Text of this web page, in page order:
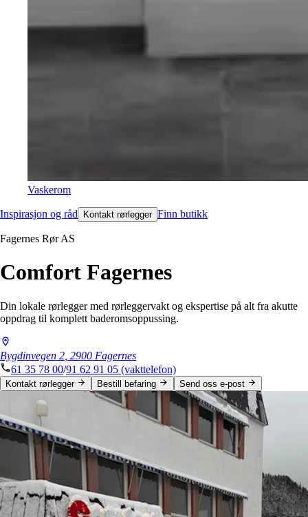
Vaskerom
Inspirasjon og råd Kontakt rørlegger Finn butikk
Fagernes Rør AS
Comfort Fagernes
Din lokale rørlegger med rørleggervakt og ekspertise på alt fra akutte
oppdrag til komplett baderomsoppussing.
Bygdinvegen 2 2900 Fagernes
61 35 78 00/91 62 91 05 (vakttelefon)
Kontakt rørlegger Bestill befaring Send oss e-post